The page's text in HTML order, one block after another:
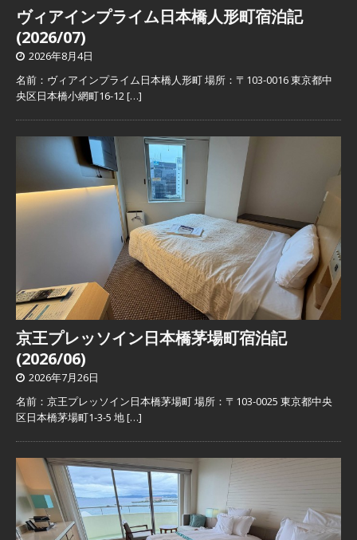
ヴィアインプライム日本橋人形町宿泊記
(2026/07)
2026年8月4日
名前：ヴィアインプライム日本橋人形町 場所：〒103-0016 東京都中
央区日本橋小網町16-12[…]
京王プレッソイン日本橋茅場町宿泊記
(2026/06)
2026年7月26日
名前：京王プレッソイン日本橋茅場町 場所：〒103-0025 東京都中央
区日本橋茅場町1-3-5 地[…]